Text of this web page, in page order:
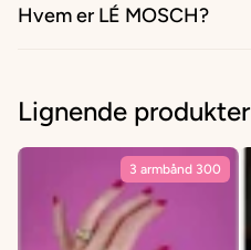
Hvem er LÉ MOSCH?
Lignende produkter
3 armbånd 300